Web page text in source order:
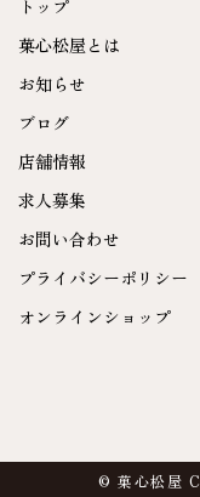
トップ
菓心松屋とは
お知らせ
ブログ
店舗情報
求人募集
お問い合わせ
プライバシーポリシー
オンラインショップ
© 菓心松屋